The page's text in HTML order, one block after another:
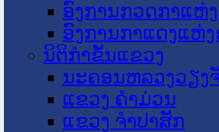
ອົງການກວດກາແຫ່
ອົງການກາແດງແຫ່
ນິຕິກໍາຂັ້ນແຂວງ
ນະ​ຄອນ​ຫລວງວຽງ
ແຂວງ ຄໍາມ່ວນ
ແຂວງ ຈໍາປາສັກ